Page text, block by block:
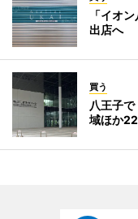
「イオ
出店へ
買う
八王子
域ほか